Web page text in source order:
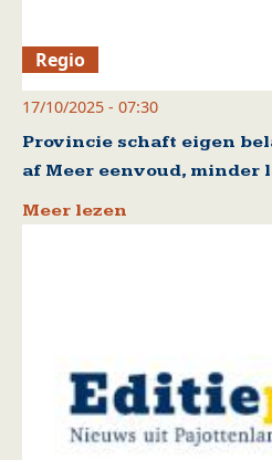
Regio
17/10/2025 - 07:30
Provincie schaft eigen
af Meer eenvoud, minder
Meer lezen